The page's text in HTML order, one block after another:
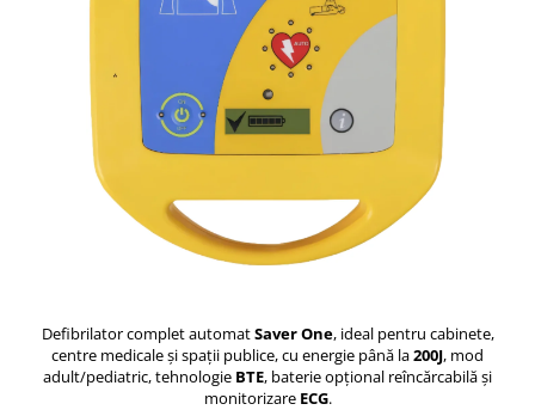
Medicină legală
Nefrologie
Neurologie
Neurochirurgie
Neuropsihiatrie infantilă
Obstetrică-Ginecologie
Ortopedie și traumatologie
Pneumofiziologie
Defibrilator complet automatSaver One, ideal pentru cabinete,
centre medicale și spații publice, cu energie până la200J, mod
adult/pediatric, tehnologie BTE, baterie opțional reîncărcabilă și
monitorizare ECG.